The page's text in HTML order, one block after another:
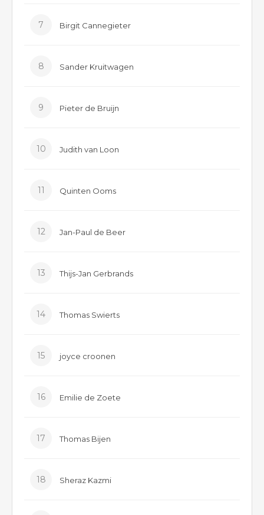
7 Birgit Cannegieter
8 Sander Kruitwagen
9 Pieter de Bruijn
10 Judith van Loon
11 Quinten Ooms
12 Jan-Paul de Beer
13 Thijs-Jan Gerbrands
14 Thomas Swierts
15 joyce croonen
16 Emilie de Zoete
17 Thomas Bijen
18 Sheraz Kazmi